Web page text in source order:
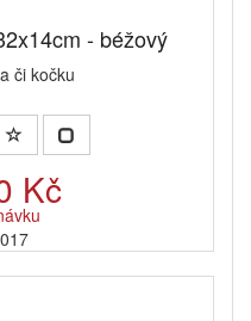
- béžový
či kočku
Kč